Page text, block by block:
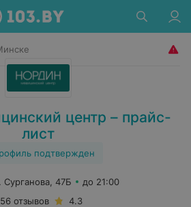
центр – прайс-
лист
подтвержден
Сурганова, 47Б
до 21:00
отзывов
4.3